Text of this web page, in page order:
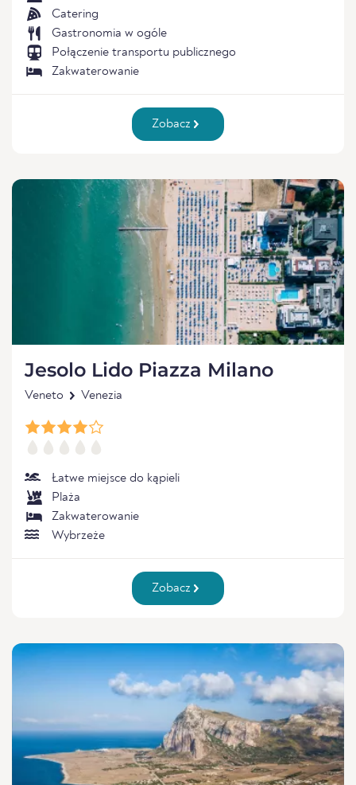
Catering
Gastronomia w ogóle
Połączenie transportu publicznego
Zakwaterowanie
Zobacz
Jesolo Lido Piazza Milano
Veneto Venezia
Łatwe miejsce do kąpieli
Plaża
Zakwaterowanie
Wybrzeże
Zobacz